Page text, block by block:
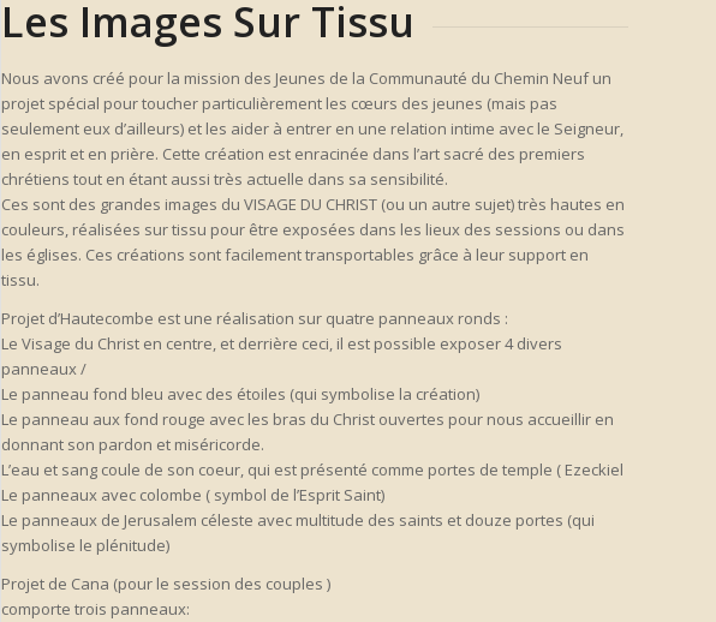
Les Images Sur Tissu
Nous avons créé pour la mission des Jeunes de la Communauté du Chemin Neuf un
projet spécial pour toucher particulièrement les cœurs des jeunes (mais pas
seulement eux d’ailleurs) et les aider à entrer en une relation intime avec le Seigneur,
en esprit et en prière. Cette création est enracinée dans l’art sacré des premiers
chrétiens tout en étant aussi très actuelle dans sa sensibilité.
Ces sont des grandes images du VISAGE DU CHRIST (ou un autre sujet) très hautes en
couleurs, réalisées sur tissu pour être exposées dans les lieux des sessions ou dans
les églises. Ces créations sont facilement transportables grâce à leur support en
tissu.
Projet d’Hautecombe est une réalisation sur quatre panneaux ronds :
Le Visage du Christ en centre, et derrière ceci, il est possible exposer 4 divers
panneaux /
Le panneau fond bleu avec des étoiles (qui symbolise la création)
Le panneau aux fond rouge avec les bras du Christ ouvertes pour nous accueillir en
donnant son pardon et miséricorde.
L’eau et sang coule de son coeur, qui est présenté comme portes de temple ( Ezeckiel
Le panneaux avec colombe ( symbol de l’Esprit Saint)
Le panneaux de Jerusalem céleste avec multitude des saints et douze portes (qui
symbolise le plénitude)
Projet de Cana (pour le session des couples )
comporte trois panneaux: